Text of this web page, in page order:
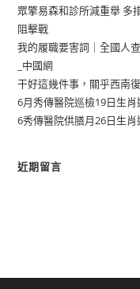
眾擎易森和診所減重舉 多
阻擊戰
我的履職要害詞｜全國人
_中國網
干好這幾件事，關乎西南
6月秀傳醫院巡檢19日生肖
6秀傳醫院供膳月26日生肖
近期留言